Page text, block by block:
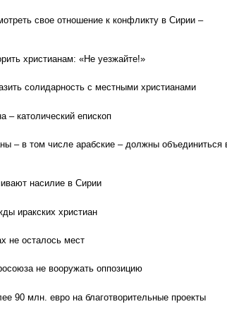
свое отношение к конфликту в Сирии –
христианам: «Не уезжайте!»
солидарность с местными христианами
– католический епископ
– в том числе арабские – должны объединиться
насилие в Сирии
иракских христиан
не осталось мест
не вооружать оппозицию
90 млн. евро на благотворительные проекты